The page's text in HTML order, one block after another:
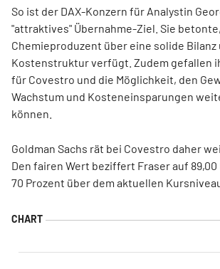
So ist der DAX-Konzern für Analystin
"attraktives" Übernahme-Ziel. Sie
Chemieproduzent über eine solide Bilanz
Kostenstruktur verfügt. Zudem gefallen
für Covestro und die Möglichkeit, den
Wachstum und Kosteneinsparungen
können.
Goldman Sachs rät bei Covestro daher
Den fairen Wert beziffert Fraser auf
70 Prozent über dem aktuellen